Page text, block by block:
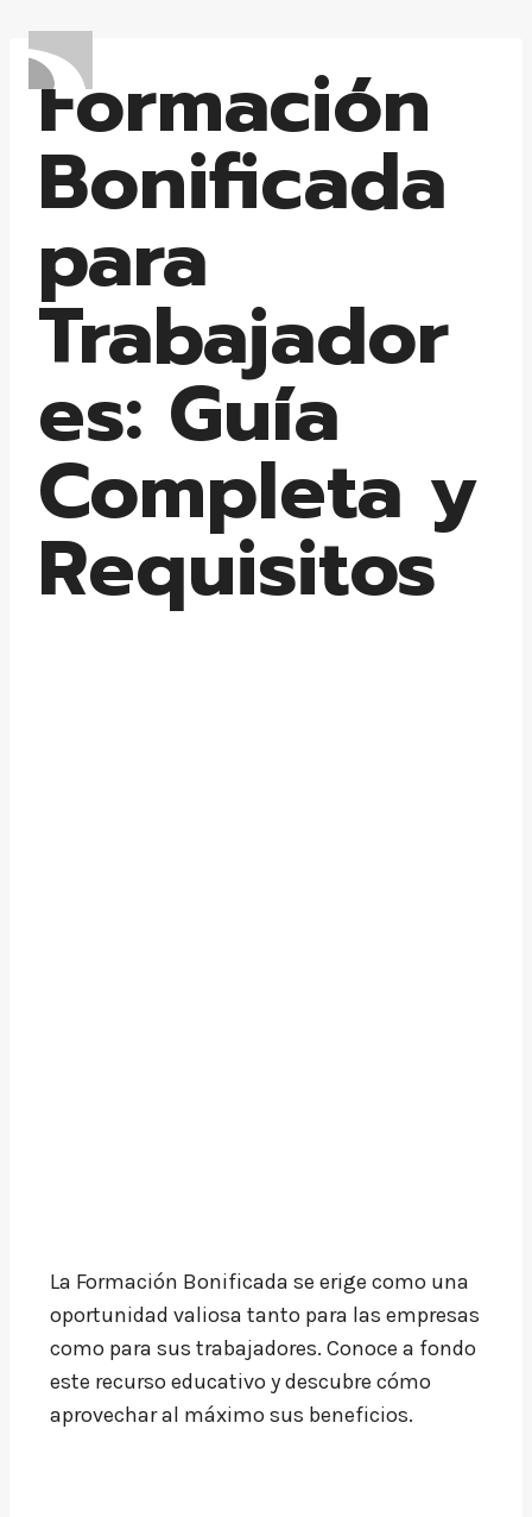
Formación
Bonificada
para
Trabajador
es: Guía
Completa y
Requisitos
La Formación Bonificada se erige como una
oportunidad valiosa tanto para las empresas
como para sus trabajadores. Conoce a fondo
este recurso educativo y descubre cómo
aprovechar al máximo sus beneficios.